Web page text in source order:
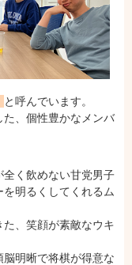
と呼んでいます。
、個性豊かなメンバ
全く飲めない甘党男子
を明るくしてくれるム
た、笑顔が素敵なウキ
脳明晰で将棋が得意な